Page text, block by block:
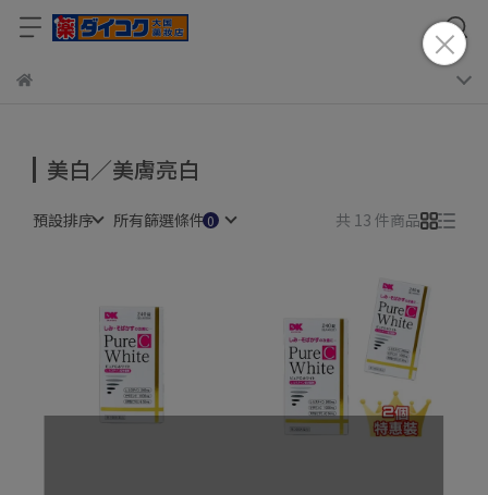
美白／美膚亮白
預設排序 所有篩選條件 共 13 件商品